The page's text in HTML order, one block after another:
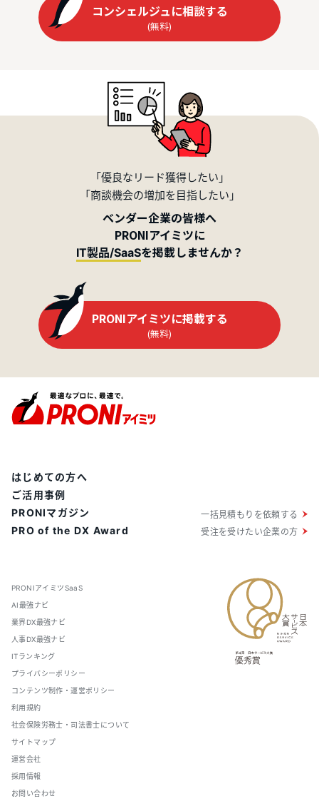
コンシェルジュに相談する
(無料)
「優良なリード獲得したい」
「商談機会の増加を目指したい」
ベンダー企業の皆様へ
PRONIアイミツに
IT製品/SaaSを掲載しませんか？
PRONIアイミツに掲載する
(無料)
PRONIアイミツSaaS
AI最強ナビ
業界DX最強ナビ
人事DX最強ナビ
ITランキング
プライバシーポリシー
コンテンツ制作・運営ポリシー
利用規約
社会保険労務士・司法書士について
サイトマップ
運営会社
採用情報
お問い合わせ
はじめての方へ
ご活用事例
PRONIマガジン
PRO of the DX Award
一括見積もりを依頼する
受注を受けたい企業の方